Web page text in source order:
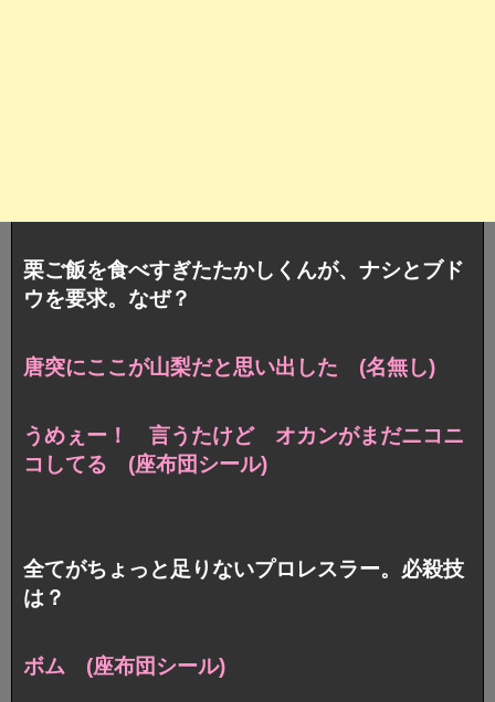
栗ご飯を食べすぎたたかしくんが、ナシとブド
ウを要求。なぜ？
唐突にここが山梨だと思い出した (名無し)
うめぇー！ 言うたけど オカンがまだニコニ
コしてる (座布団シール)
全てがちょっと足りないプロレスラー。必殺技
は？
ボム (座布団シール)